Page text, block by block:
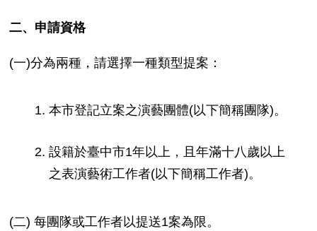
二、申請資格
(一)分為兩種，請選擇一種類型提案：
本市登記立案之演藝團體(以下簡稱團隊)。
設籍於臺中市1年以上，且年滿十八歲以上
之表演藝術工作者(以下簡稱工作者)。
(二) 每團隊或工作者以提送1案為限。